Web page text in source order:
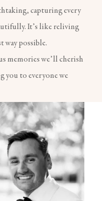
capturing every
It’s like reliving
way possible.
memories we’ll cherish
you to everyone we